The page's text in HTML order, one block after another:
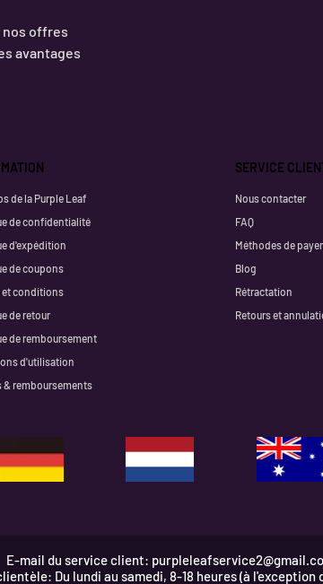
nos offres
avantages
de la Purple Leaf
de confidentialité
d'expédition
de coupons
et conditions
de retour
de remboursement
d'utilisation
& remboursements
SERVICE
Nous contacter
FAQ
Méthodes de
Blog
Rétractation
Retours et
E-mail du service client:
Du lundi au samedi, 8-18 heures (à